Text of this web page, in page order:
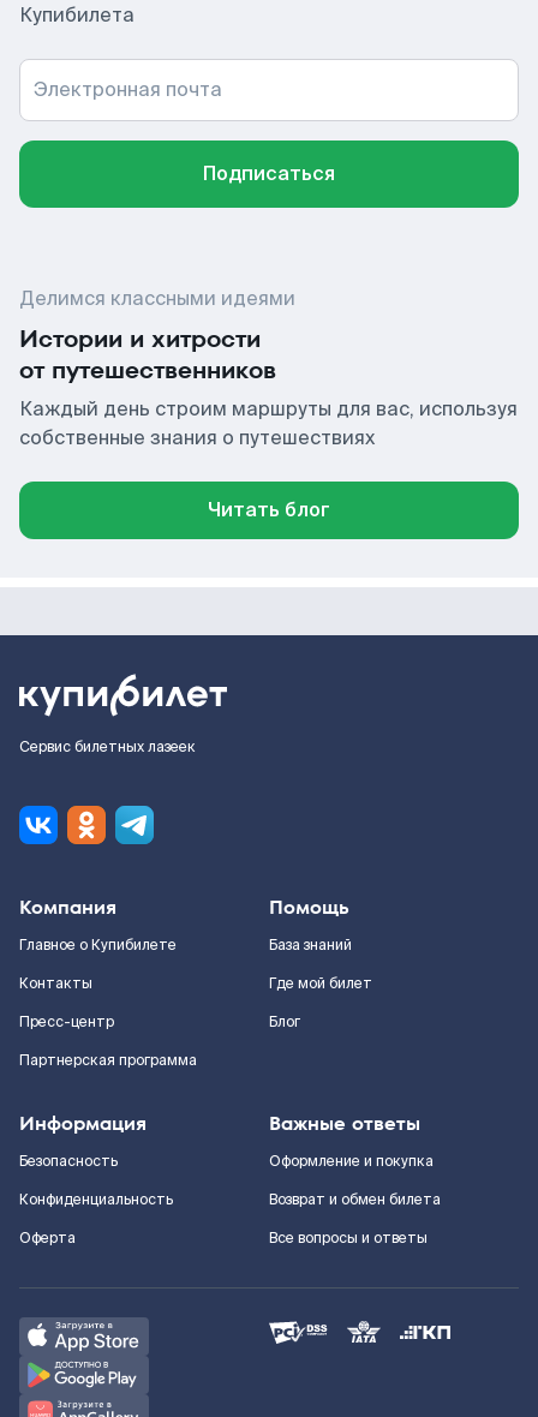
Купибилета
Электронная почта
Подписаться
Делимся классными идеями
Истории и хитрости
от путешественников
Каждый день строим маршруты для вас, используя
собственные знания о путешествиях
Читать блог
Сервис билетных лазеек
Компания
Главное о Купибилете
Контакты
Пресс-центр
Партнерская программа
Помощь
База знаний
Где мой билет
Блог
Информация
Безопасность
Конфиденциальность
Оферта
Важные ответы
Оформление и покупка
Возврат и обмен билета
Все вопросы и ответы